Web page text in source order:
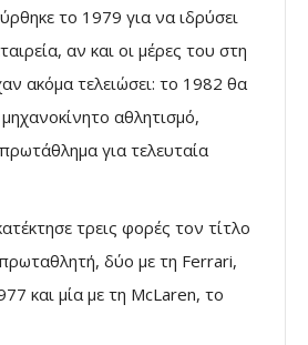
το 1979 για να ιδρύσει
αν και οι μέρες του στη
ακόμα τελειώσει: το 1982 θα
αθλητισμό,
για τελευταία
τρεις φορές τον τίτλο
δύο με τη Ferrari,
και μία με τη McLaren, το